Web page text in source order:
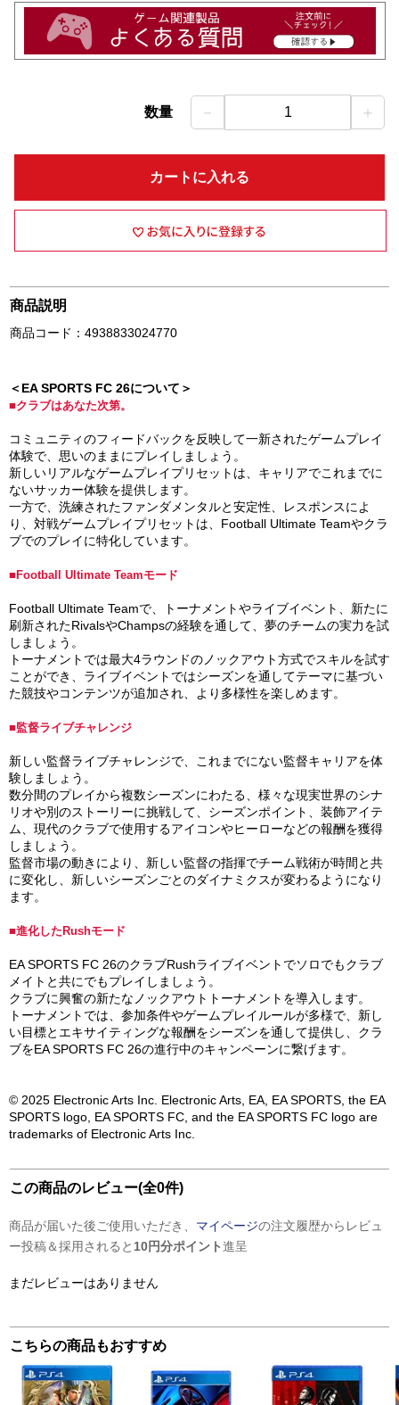
数量 － 1 ＋
カートに入れる
商品説明
商品コード：4938833024770
＜EA SPORTS FC 26について＞
■クラブはあなた次第。
コミュニティのフィードバックを反映して一新されたゲームプレイ
体験で、思いのままにプレイしましょう。
新しいリアルなゲームプレイプリセットは、キャリアでこれまでに
ないサッカー体験を提供します。
一方で、洗練されたファンダメンタルと安定性、レスポンスによ
り、対戦ゲームプレイプリセットは、Football Ultimate Teamやクラ
ブでのプレイに特化しています。
■Football Ultimate Teamモード
Football Ultimate Teamで、トーナメントやライブイベント、新たに
刷新されたRivalsやChampsの経験を通して、夢のチームの実力を試
しましょう。
トーナメントでは最大4ラウンドのノックアウト方式でスキルを試す
ことができ、ライブイベントではシーズンを通してテーマに基づい
た競技やコンテンツが追加され、より多様性を楽しめます。
■監督ライブチャレンジ
新しい監督ライブチャレンジで、これまでにない監督キャリアを体
験しましょう。
数分間のプレイから複数シーズンにわたる、様々な現実世界のシナ
リオや別のストーリーに挑戦して、シーズンポイント、装飾アイテ
ム、現代のクラブで使用するアイコンやヒーローなどの報酬を獲得
しましょう。
監督市場の動きにより、新しい監督の指揮でチーム戦術が時間と共
に変化し、新しいシーズンごとのダイナミクスが変わるようになり
ます。
■進化したRushモード
EA SPORTS FC 26のクラブRushライブイベントでソロでもクラブ
メイトと共にでもプレイしましょう。
クラブに興奮の新たなノックアウトトーナメントを導入します。
トーナメントでは、参加条件やゲームプレイルールが多様で、新し
い目標とエキサイティングな報酬をシーズンを通して提供し、クラ
ブをEA SPORTS FC 26の進行中のキャンペーンに繋げます。
© 2025 Electronic Arts Inc. Electronic Arts, EA, EA SPORTS, the EA
SPORTS logo, EA SPORTS FC, and the EA SPORTS FC logo are
trademarks of Electronic Arts Inc.
この商品のレビュー(全0件)
商品が届いた後ご使用いただき、 マイページの注文履歴からレビュ
ー投稿＆採用されると 10円分ポイント進呈
まだレビューはありません
こちらの商品もおすすめ